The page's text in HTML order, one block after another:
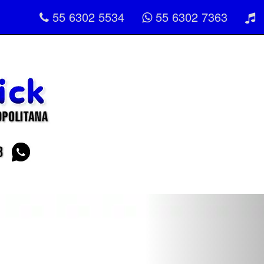
55 6302 5534 55 6302 7363